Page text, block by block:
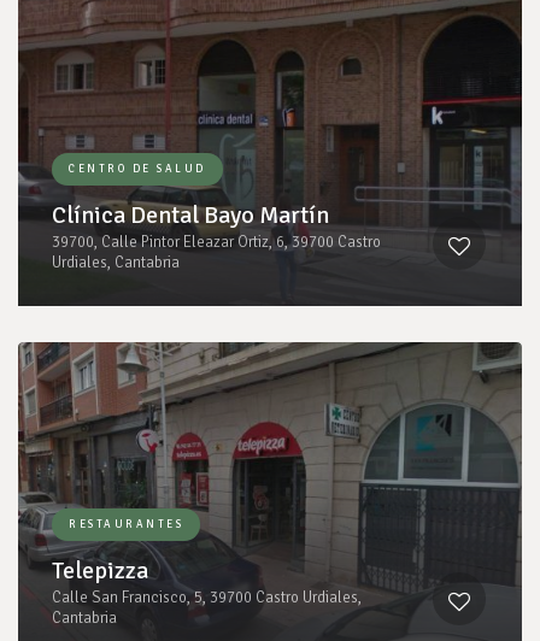
CENTRO DE SALUD
Clínica Dental Bayo Martín
39700, Calle Pintor Eleazar Ortiz, 6, 39700 Castro
Urdiales, Cantabria
RESTAURANTES
Telepizza
Calle San Francisco, 5, 39700 Castro Urdiales,
Cantabria